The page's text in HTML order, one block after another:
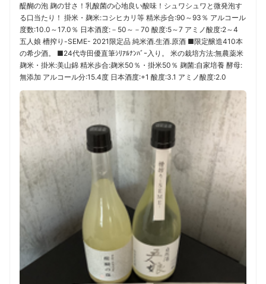
醍醐の泡 麹の甘さ！乳酸菌の心地良い酸味！シュワシュワと微発泡す
る口当たり！ 掛米・麹米:コシヒカリ等 精米歩合:90～93％ アルコール
度数:10.0～17.0％ 日本酒度:－50～－70 酸度:5～7 アミノ酸度:2～4
五人娘 槽搾り-SEME- 2021限定品 純米酒.生酒.原酒 ■限定醸造410本
の希少酒。 ■24代寺田優直筆ｼﾘｱﾙﾅﾝﾊﾞｰ入り。 米の栽培方法:無農薬米
麹米・掛米:美山錦 精米歩合:麹米50％・掛米50％ 麹菌:自家培養 酵母:
無添加 アルコール分:15.4度 日本酒度:+1 酸度:3.1 アミノ酸度:2.0